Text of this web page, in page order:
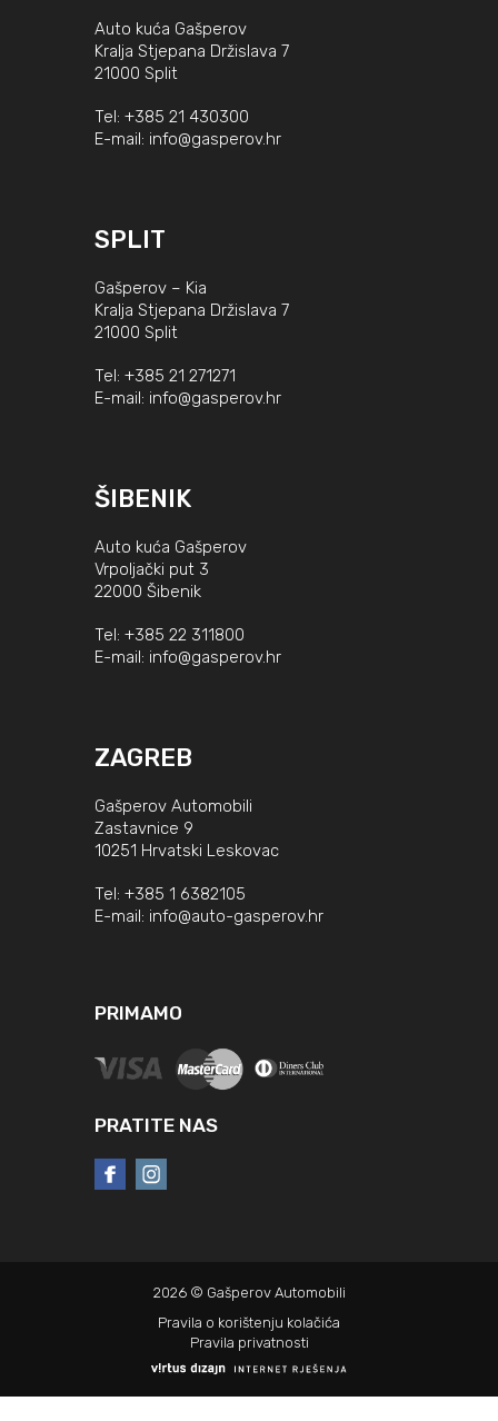
Auto kuća Gašperov
Kralja Stjepana Držislava 7
21000 Split
Tel: +385 21 430300
E-mail: info@gasperov.hr
SPLIT
Gašperov – Kia
Kralja Stjepana Držislava 7
21000 Split
Tel: +385 21 271271
E-mail: info@gasperov.hr
ŠIBENIK
Auto kuća Gašperov
Vrpoljački put 3
22000 Šibenik
Tel: +385 22 311800
E-mail: info@gasperov.hr
ZAGREB
Gašperov Automobili
Zastavnice 9
10251 Hrvatski Leskovac
Tel: +385 1 6382105
E-mail: info@auto-gasperov.hr
PRIMAMO
PRATITE NAS
2026 © Gašperov Automobili
Pravila o korištenju kolačića
Pravila privatnosti